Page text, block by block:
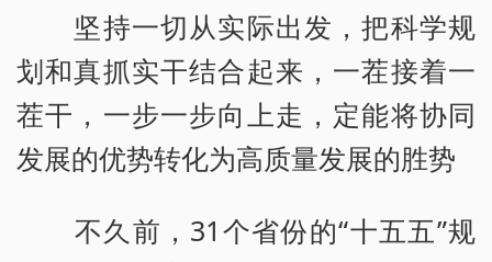
坚持一切从实际出发，把科学规
划和真抓实干结合起来，一茬接着一
茬干，一步一步向上走，定能将协同
发展的优势转化为高质量发展的胜势
不久前，31个省份的“十五五”规